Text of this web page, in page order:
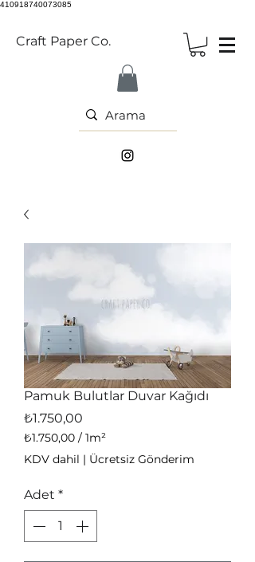
410918740073085
Craft Paper Co.
Pamuk Bulutlar Duvar Kağıdı
₺1.750,00
₺1.750,00 / 1m²
1
Metrekare
₺1.750,00
KDV dahil | Ücretsiz Gönderim
Adet *